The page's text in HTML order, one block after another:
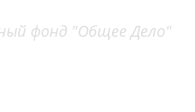
фонд "Общее Дело"